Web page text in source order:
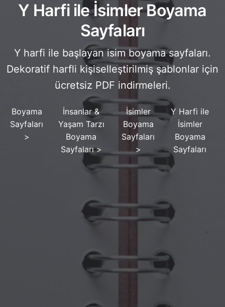
Y Harfi ile İsimler Boyama
Sayfaları
Y harfi ile başlayan isim boyama sayfaları.
Dekoratif harfli kişiselleştirilmiş şablonlar için
ücretsiz PDF indirmeleri.
Boyama
Sayfaları
>
İnsanlar &
Yaşam Tarzı
Boyama
Sayfaları>
İsimler
Boyama
Sayfaları
>
Y Harfi ile
İsimler
Boyama
Sayfaları